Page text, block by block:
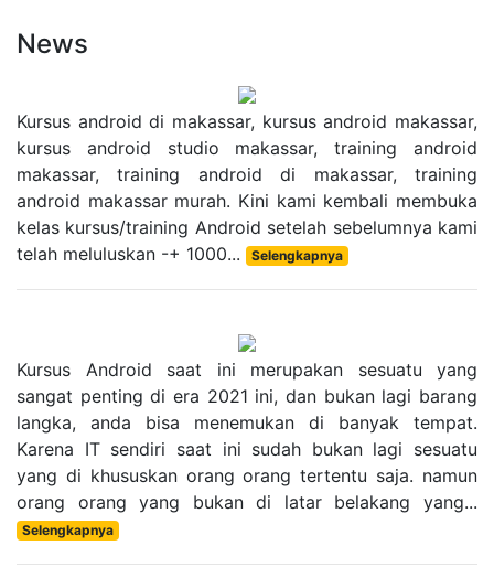
News
Kursus android di makassar, kursus android makassar,
kursus android studio makassar, training android
makassar, training android di makassar, training
android makassar murah. Kini kami kembali membuka
kelas kursus/training Android setelah sebelumnya kami
telah meluluskan -+ 1000...
Selengkapnya
Kursus Android saat ini merupakan sesuatu yang
sangat penting di era 2021 ini, dan bukan lagi barang
langka, anda bisa menemukan di banyak tempat.
Karena IT sendiri saat ini sudah bukan lagi sesuatu
yang di khususkan orang orang tertentu saja. namun
orang orang yang bukan di latar belakang yang...
Selengkapnya